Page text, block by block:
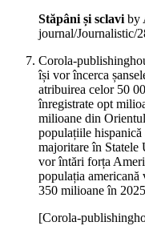
Stăpâni și sclaviby
journal/Journalistic/
Corola-
își vor încerca
atribuirea celor 50
înregistrate opt
milioane din
populațiile hispanică
majoritare în
vor întări forța
populația
350 milioane în
[Corola-